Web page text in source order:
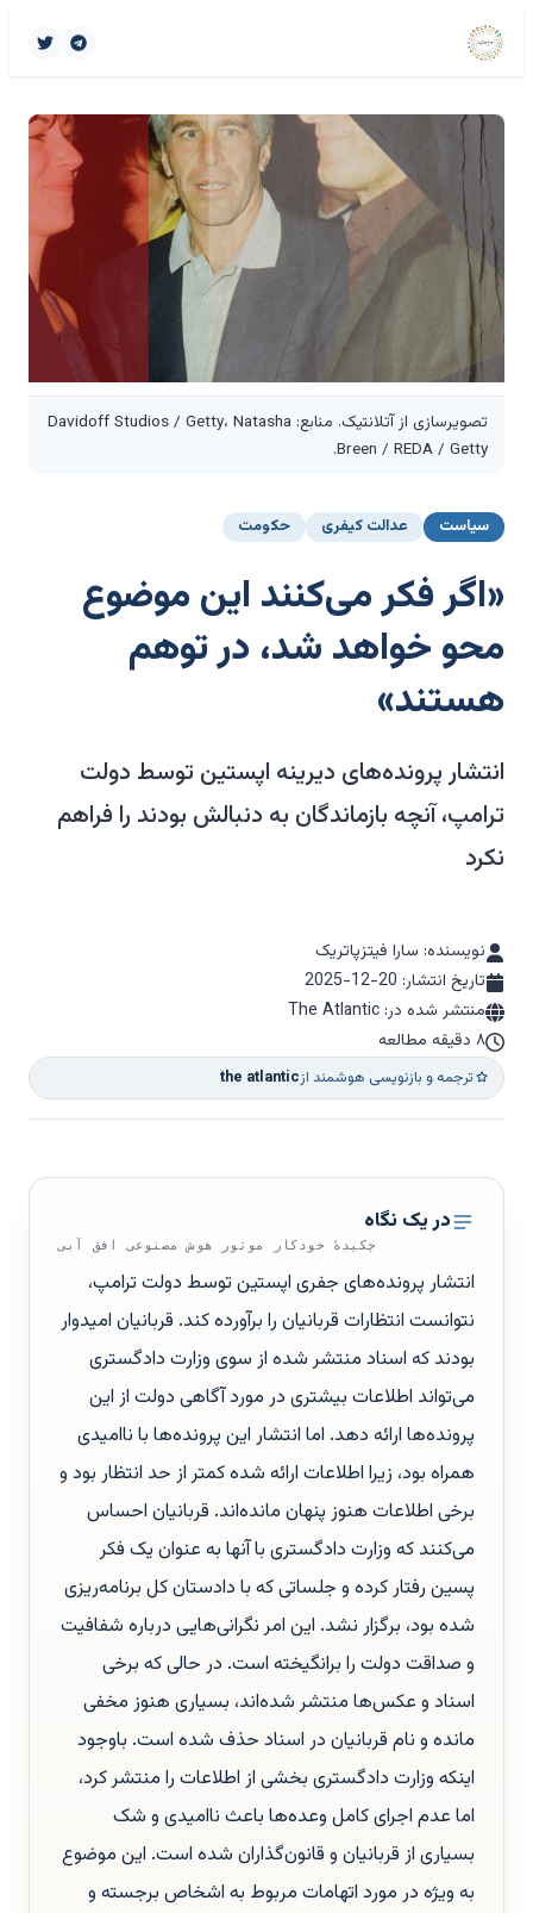
تصویرسازی از آتلانتیک. منابع: Davidoff Studios / Getty، Natasha
Breen / REDA / Getty.
سیاست عدالت کیفری حکومت
«اگر فکر می‌کنند این موضوع
محو خواهد شد، در توهم
هستند»
انتشار پرونده‌های دیرینه اپستین توسط دولت
ترامپ، آنچه بازماندگان به دنبالش بودند را فراهم
نکرد
نویسنده: سارا فیتزپاتریک
تاریخ انتشار: 2025-12-20
منتشر شده در: The Atlantic
۸ دقیقه مطالعه
ترجمه و بازنویسی هوشمند ازthe atlantic
در یک نگاه
چکیدهٔ خودکار موتور هوش مصنوعی افق آبی
انتشار پرونده‌های جفری اپستین توسط دولت ترامپ،
نتوانست انتظارات قربانیان را برآورده کند. قربانیان امیدوار
بودند که اسناد منتشر شده از سوی وزارت دادگستری
می‌تواند اطلاعات بیشتری در مورد آگاهی دولت از این
پرونده‌ها ارائه دهد. اما انتشار این پرونده‌ها با ناامیدی
همراه بود، زیرا اطلاعات ارائه شده کمتر از حد انتظار بود و
برخی اطلاعات هنوز پنهان مانده‌اند. قربانیان احساس
می‌کنند که وزارت دادگستری با آنها به عنوان یک فکر
پسین رفتار کرده و جلساتی که با دادستان کل برنامه‌ریزی
شده بود، برگزار نشد. این امر نگرانی‌هایی درباره شفافیت
و صداقت دولت را برانگیخته است. در حالی که برخی
اسناد و عکس‌ها منتشر شده‌اند، بسیاری هنوز مخفی
مانده و نام قربانیان در اسناد حذف شده است. باوجود
اینکه وزارت دادگستری بخشی از اطلاعات را منتشر کرد،
اما عدم اجرای کامل وعده‌ها باعث ناامیدی و شک
بسیاری از قربانیان و قانون‌گذاران شده است. این موضوع
به ویژه در مورد اتهامات مربوط به اشخاص برجسته و